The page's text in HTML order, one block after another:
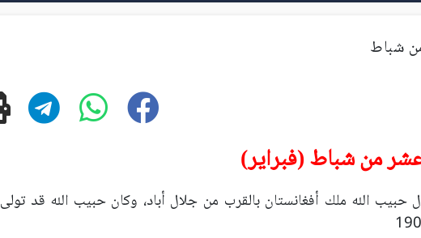
حبيب الله ملك أفغانستان بالقرب من جلال أباد، وكان حبيب الله قد تولى